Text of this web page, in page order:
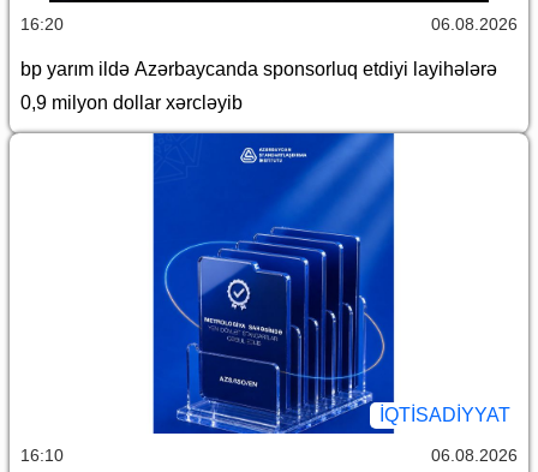
16:20 06.08.2026
bp yarım ildə Azərbaycanda sponsorluq etdiyi layihələrə
0,9 milyon dollar xərcləyib
İQTİSADİYYAT
16:10 06.08.2026